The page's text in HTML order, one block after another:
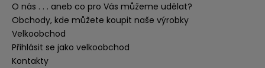
O nás . . . aneb co pro Vás můžeme udělat?
Obchody, kde můžete koupit naše výrobky
Velkoobchod
Přihlásit se jako velkoobchod
Kontakty